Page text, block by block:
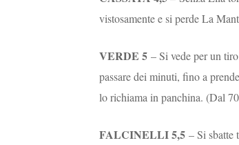
vistosamente e si perde La
VERDE 5 – Si vede per un
passare dei minuti, fino a
lo richiama in panchina. (Dal
FALCINELLI 5,5 – Si sbatte